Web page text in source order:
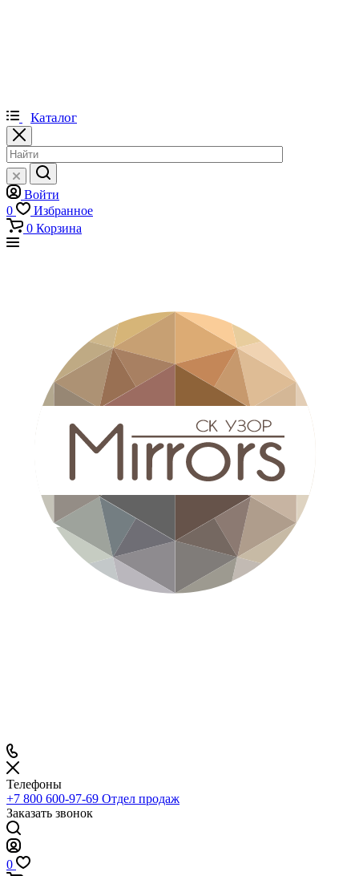
Каталог
Войти
0
Избранное
0 Корзина
Телефоны
+7 800 600-97-69 Отдел продаж
Заказать звонок
0